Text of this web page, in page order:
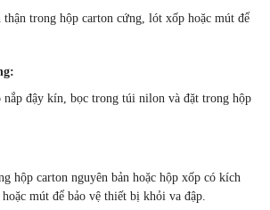
thận trong hộp carton cứng, lót xốp hoặc mút để
nắp đậy kín, bọc trong túi nilon và đặt trong hộp
hộp carton nguyên bản hoặc hộp xốp có kích
mút để bảo vệ thiết bị khỏi va đập.